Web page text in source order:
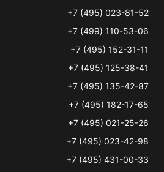
+7 (495) 023-81-52
+7 (499) 110-53-06
+7 (495) 152-31-11
+7 (495) 125-38-41
+7 (495) 135-42-87
+7 (495) 182-17-65
+7 (495) 021-25-26
+7 (495) 023-42-98
+7 (495) 431-00-33